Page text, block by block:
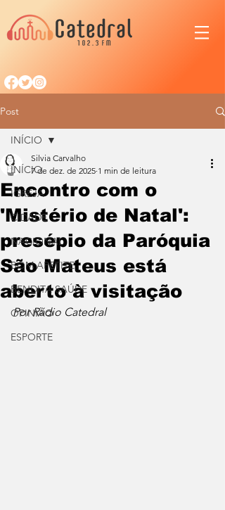
Post
INÍCIO
IGREJA
CIDADE
NACIONAL
BOM APETITE
BENDITA SAÚDE
OPINIÃO
ESPORTE
INÍCIO
Encontro com o
'Mistério de Natal':
presépio da Paróquia
São Mateus está
aberto à visitação
Silvia Carvalho
7 de dez. de 2025 1 min de leitura
Por Rádio Catedral